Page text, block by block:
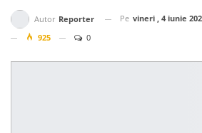
Autor Reporter Pe vineri , 4 iunie
925
0